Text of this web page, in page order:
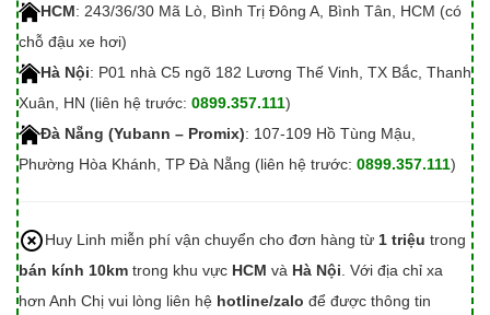
HCM: 243/36/30 Mã Lò, Bình Trị Đông A, Bình Tân, HCM (có
chỗ đậu xe hơi)
Hà Nội: P01 nhà C5 ngõ 182 Lương Thế Vinh, TX Bắc, Thanh
Xuân, HN (liên hệ trước: 0899.357.111)
Đà Nẵng (Yubann – Promix): 107-109 Hồ Tùng Mậu,
Phường Hòa Khánh, TP Đà Nẵng (liên hệ trước: 0899.357.111)
Huy Linh miễn phí vận chuyển cho đơn hàng từ 1 triệu trong
bán kính 10km trong khu vực HCM và Hà Nội . Với địa chỉ xa
hơn Anh Chị vui lòng liên hệ hotline/zalo để được thông tin